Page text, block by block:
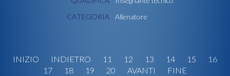
CATEGORIA
Allenatore
INIZIO INDIETRO 11 12 13 14 15
16
17
18 19 20 AVANTI FINE